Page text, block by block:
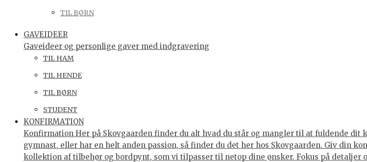
TIL BØRN
GAVEIDEER
Gaveideer og personlige gaver med indgravering
TIL HAM
TIL HENDE
TIL BØRN
STUDENT
KONFIRMATION
Konfirmation Her på Skovgaarden finder du alt hvad du står og mangler til at fuldende dit
gymnast, eller har en helt anden passion, så finder du det her hos Skovgaarden. Giv din
kollektion af tilbehør og bordpynt, som vi tilpasser til netop dine ønsker. Fokus på